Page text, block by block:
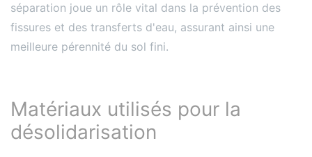
séparation joue un rôle vital dans la prévention des
fissures et des transferts d'eau, assurant ainsi une
meilleure pérennité du sol fini.
Matériaux utilisés pour la
désolidarisation